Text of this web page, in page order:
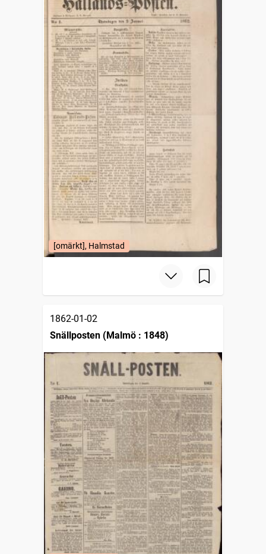
[omärkt], Halmstad
1862-01-02
Snällposten (Malmö : 1848)